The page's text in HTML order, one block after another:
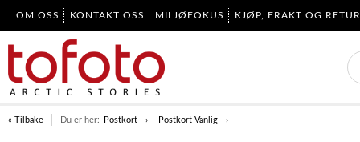
OM OSS KONTAKT OSS MILJØFOKUS KJØP, FRAKT OG RETUR
« Tilbake Du er her: Postkort Postkort Vanlig